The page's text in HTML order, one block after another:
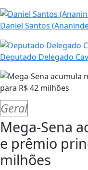
Daniel Santos
Deputado Delegado
Geral
Mega-Sena
e prêmio
milhões